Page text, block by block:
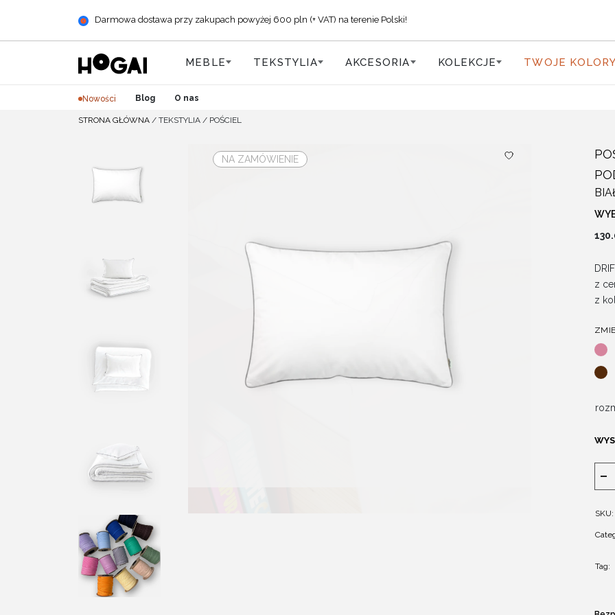
Darmowa dostawa przy zakupach powyżej 600 pln (+ VAT) na terenie Polski!
MEBLE TEKSTYLIA AKCESORIA KOLEKCJE TWOJE KOLORY
Nowości Blog O nas
STRONA GŁÓWNA / TEKSTYLIA / POŚCIEL
NA ZAMÓWIENIE
z
z
SKU:
Tag: